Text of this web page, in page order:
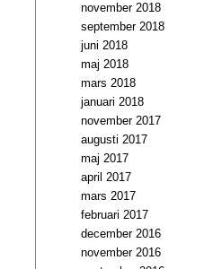
november 2018
september 2018
juni 2018
maj 2018
mars 2018
januari 2018
november 2017
augusti 2017
maj 2017
april 2017
mars 2017
februari 2017
december 2016
november 2016